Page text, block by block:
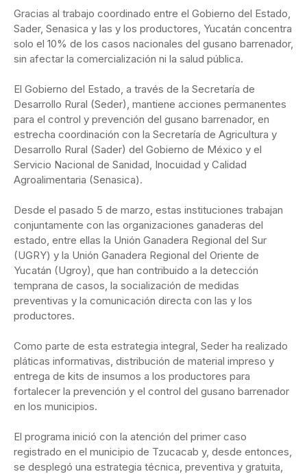
Gracias al trabajo coordinado entre el Gobierno del Estado,
Sader, Senasica y las y los productores, Yucatán concentra
solo el 10% de los casos nacionales del gusano barrenador,
sin afectar la comercialización ni la salud pública.
El Gobierno del Estado, a través de la Secretaría de
Desarrollo Rural (Seder), mantiene acciones permanentes
para el control y prevención del gusano barrenador, en
estrecha coordinación con la Secretaría de Agricultura y
Desarrollo Rural (Sader) del Gobierno de México y el
Servicio Nacional de Sanidad, Inocuidad y Calidad
Agroalimentaria (Senasica).
Desde el pasado 5 de marzo, estas instituciones trabajan
conjuntamente con las organizaciones ganaderas del
estado, entre ellas la Unión Ganadera Regional del Sur
(UGRY) y la Unión Ganadera Regional del Oriente de
Yucatán (Ugroy), que han contribuido a la detección
temprana de casos, la socialización de medidas
preventivas y la comunicación directa con las y los
productores.
Como parte de esta estrategia integral, Seder ha realizado
pláticas informativas, distribución de material impreso y
entrega de kits de insumos a los productores para
fortalecer la prevención y el control del gusano barrenador
en los municipios.
El programa inició con la atención del primer caso
registrado en el municipio de Tzucacab y, desde entonces,
se desplegó una estrategia técnica, preventiva y gratuita,